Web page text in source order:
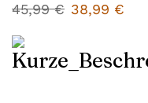
45,99€ 38,99 €